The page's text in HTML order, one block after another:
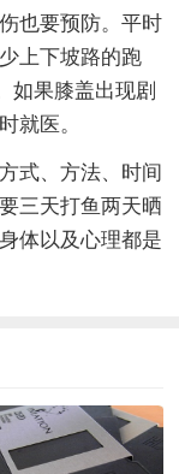
也要预防。平时
上下坡路的跑
如果膝盖出现剧
就医。
式、方法、时间
三天打鱼两天晒
体以及心理都是